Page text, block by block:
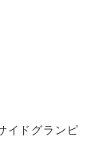
イドグランピ